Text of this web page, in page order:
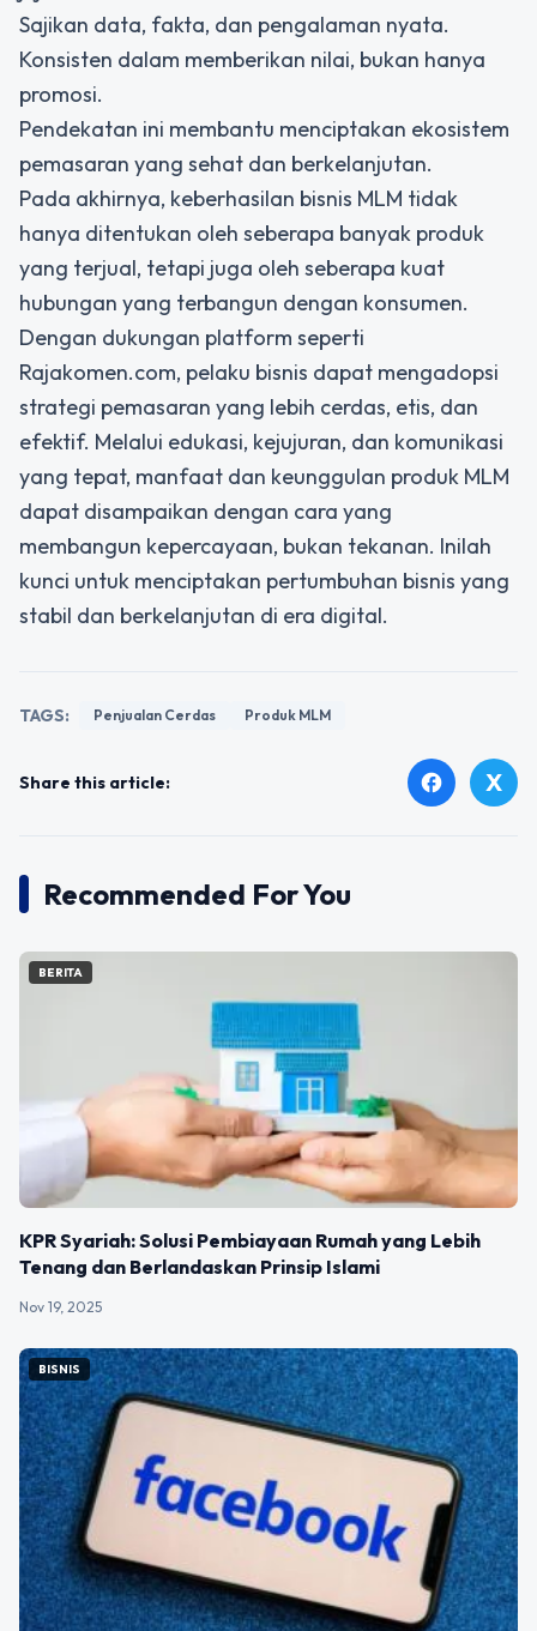
Sajikan data, fakta, dan pengalaman nyata.
Konsisten dalam memberikan nilai, bukan hanya
promosi.
Pendekatan ini membantu menciptakan ekosistem
pemasaran yang sehat dan berkelanjutan.
Pada akhirnya, keberhasilan bisnis MLM tidak
hanya ditentukan oleh seberapa banyak produk
yang terjual, tetapi juga oleh seberapa kuat
hubungan yang terbangun dengan konsumen.
Dengan dukungan platform seperti
Rajakomen.com, pelaku bisnis dapat mengadopsi
strategi pemasaran yang lebih cerdas, etis, dan
efektif. Melalui edukasi, kejujuran, dan komunikasi
yang tepat, manfaat dan keunggulan produk MLM
dapat disampaikan dengan cara yang
membangun kepercayaan, bukan tekanan. Inilah
kunci untuk menciptakan pertumbuhan bisnis yang
stabil dan berkelanjutan di era digital.
TAGS: Penjualan Cerdas Produk MLM
Share this article: facebook X
Recommended For You
BERITA
KPR Syariah: Solusi Pembiayaan Rumah yang Lebih
Tenang dan Berlandaskan Prinsip Islami
Nov 19, 2025
BISNIS